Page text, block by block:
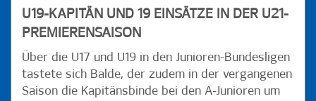
U19-KAPITÄN UND 19 EINSÄTZE IN DER U21-
PREMIERENSAISON
Über die U17 und U19 in den Junioren-Bundesligen
tastete sich Balde, der zudem in der vergangenen
Saison die Kapitänsbinde bei den A-Junioren um